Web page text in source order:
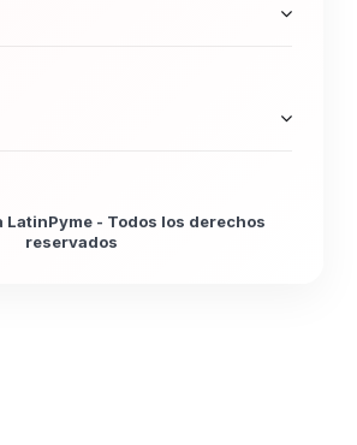
- Todos los derechos
reservados